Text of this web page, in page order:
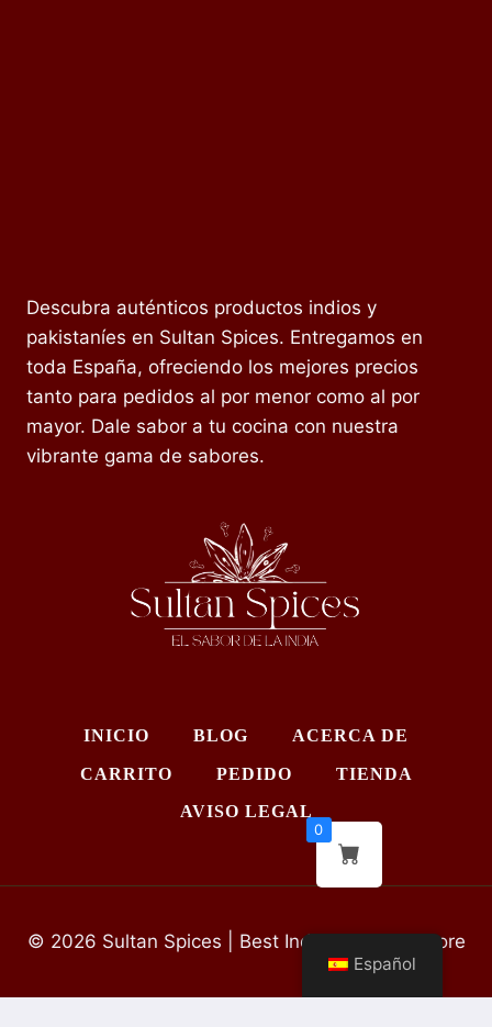
Descubra auténticos productos indios y
pakistaníes en Sultan Spices. Entregamos en
toda España, ofreciendo los mejores precios
tanto para pedidos al por menor como al por
mayor. Dale sabor a tu cocina con nuestra
vibrante gama de sabores.
INICIO BLOG ACERCA DE
CARRITO PEDIDO TIENDA
AVISO LEGAL
© 2026 Sultan Spices | Best Indian Grocery Store
Español
0